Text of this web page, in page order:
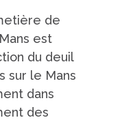
de
est
du deuil
sur le Mans
dans
des